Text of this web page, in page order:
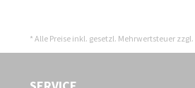
* Alle Preise inkl. gesetzl. Mehrwertsteuer zzgl.